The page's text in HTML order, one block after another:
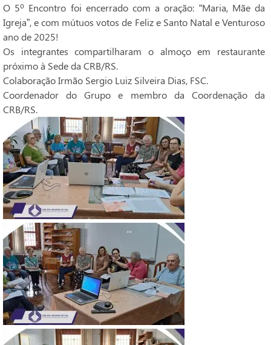
O 5º Encontro foi encerrado com a oração: “Maria, Mãe da
Igreja”, e com mútuos votos de Feliz e Santo Natal e Venturoso
ano de 2025!
Os integrantes compartilharam o almoço em restaurante
próximo à Sede da CRB/RS.
Colaboração Irmão Sergio Luiz Silveira Dias, FSC.
Coordenador do Grupo e membro da Coordenação da
CRB/RS.